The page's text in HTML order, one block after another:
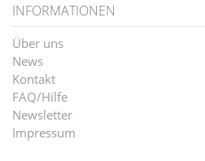
INFORMATIONEN
Über uns
News
Kontakt
FAQ/Hilfe
Newsletter
Impressum